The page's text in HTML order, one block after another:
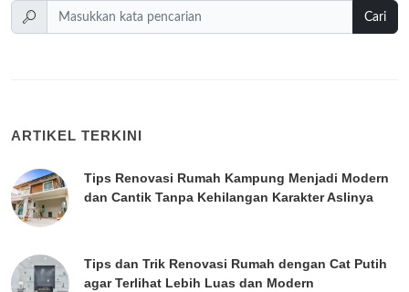
Cari
ARTIKEL TERKINI
Tips Renovasi Rumah Kampung Menjadi Modern
dan Cantik Tanpa Kehilangan Karakter Aslinya
Tips dan Trik Renovasi Rumah dengan Cat Putih
agar Terlihat Lebih Luas dan Modern